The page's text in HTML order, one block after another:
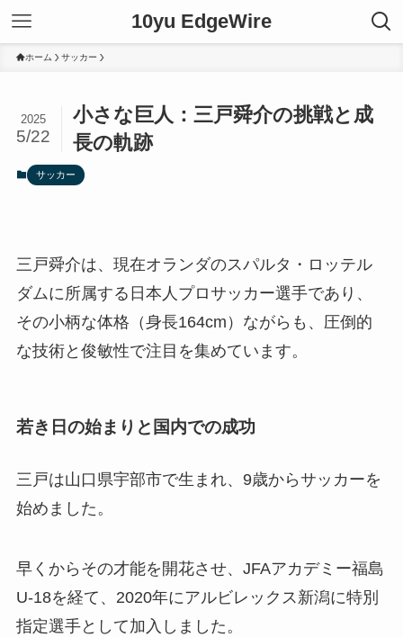
10yu EdgeWire
ホーム サッカー
小さな巨人：三戸舜介の挑戦と成
長の軌跡
2025
5/22
サッカー
三戸舜介は、現在オランダのスパルタ・ロッテル
ダムに所属する日本人プロサッカー選手であり、
その小柄な体格（身長164cm）ながらも、圧倒的
な技術と俊敏性で注目を集めています。
若き日の始まりと国内での成功
三戸は山口県宇部市で生まれ、9歳からサッカーを
始めました。
早くからその才能を開花させ、JFAアカデミー福島
U-18を経て、2020年にアルビレックス新潟に特別
指定選手として加入しました。